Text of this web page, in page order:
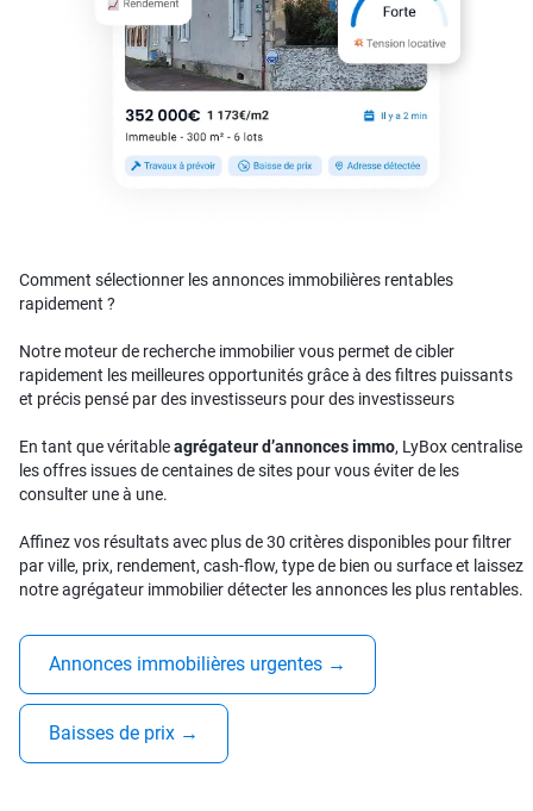
Comment sélectionner les annonces immobilières rentables
rapidement ?
Notre moteur de recherche immobilier vous permet de cibler
rapidement les meilleures opportunités grâce à des filtres puissants
et précis pensé par des investisseurs pour des investisseurs
En tant que véritableagrégateur d’annonces immo, LyBox centralise
les offres issues de centaines de sites pour vous éviter de les
consulter une à une.
Affinez vos résultats avec plus de 30 critères disponibles pour filtrer
par ville, prix, rendement, cash-flow, type de bien ou surface et laissez
notre agrégateur immobilier détecter les annonces les plus rentables.
Annonces immobilières urgentes →
Baisses de prix →